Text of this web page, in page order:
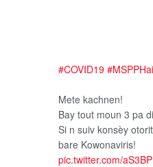
#COVID19
Mete kachnen!
Bay tout moun 3 pa
Si n suiv konsèy
bare Kowonaviris!
pic.twitter.com/